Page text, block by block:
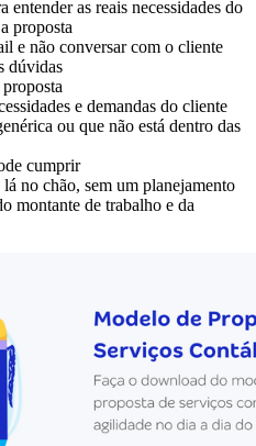
entender as reais necessidades do
proposta
e não conversar com o cliente
dúvidas
e demandas do cliente
ou que não está dentro das
cumprir
no chão, sem um planejamento
montante de trabalho e da